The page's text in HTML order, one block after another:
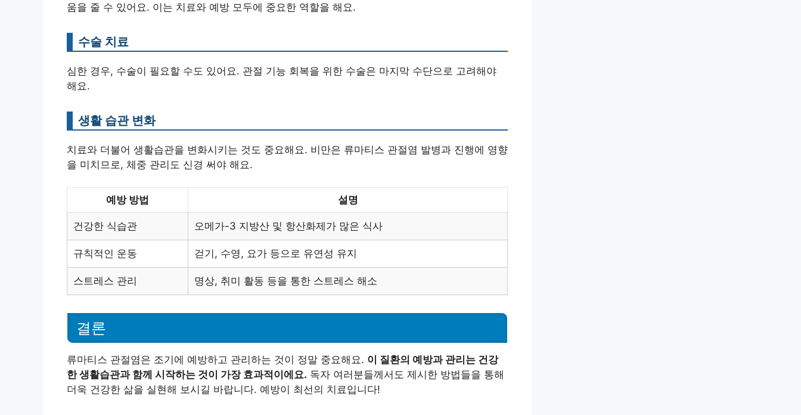
움을 줄 수 있어요. 이는 치료와 예방 모두에 중요한 역할을 해요.
수술 치료
심한 경우, 수술이 필요할 수도 있어요. 관절 기능 회복을 위한 수술은 마지막 수단으로 고려해야
해요.
생활 습관 변화
치료와 더불어 생활습관을 변화시키는 것도 중요해요. 비만은 류마티스 관절염 발병과 진행에 영향
을 미치므로, 체중 관리도 신경 써야 해요.
예방 방법 설명
건강한 식습관 오메가-3 지방산 및 항산화제가 많은 식사
규칙적인 운동 걷기, 수영, 요가 등으로 유연성 유지
스트레스 관리 명상, 취미 활동 등을 통한 스트레스 해소
결론
류마티스 관절염은 조기에 예방하고 관리하는 것이 정말 중요해요. 이 질환의 예방과 관리는 건강
한 생활습관과 함께 시작하는 것이 가장 효과적이에요. 독자 여러분들께서도 제시한 방법들을 통해
더욱 건강한 삶을 실현해 보시길 바랍니다. 예방이 최선의 치료입니다!